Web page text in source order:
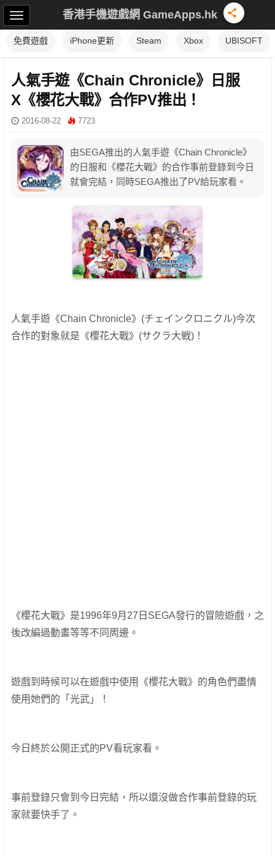
香港手機遊戲網 GameApps.hk
免費遊戲 iPhone更新 Steam Xbox UBISOFT
人氣手遊《Chain Chronicle》日服
X《櫻花大戰》合作PV推出！
2016-08-22 7723
由SEGA推出的人氣手遊《Chain Chronicle》
的日服和《櫻花大戰》的合作事前登錄到今日
就會完結，同時SEGA推出了PV給玩家看。
人氣手遊《Chain Chronicle》(チェインクロニクル)今次
合作的對象就是《櫻花大戰》(サクラ大戦)！
《櫻花大戰》是1996年9月27日SEGA發行的冒險遊戲，之
後改編過動畫等等不同周邊。
遊戲到時候可以在遊戲中使用《櫻花大戰》的角色們盡情
使用她們的「光武」！
今日終於公開正式的PV看玩家看。
事前登錄只會到今日完結，所以還沒做合作事前登錄的玩
家就要快手了。